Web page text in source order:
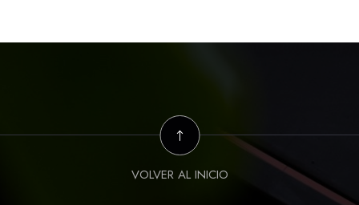
VOLVER AL INICIO